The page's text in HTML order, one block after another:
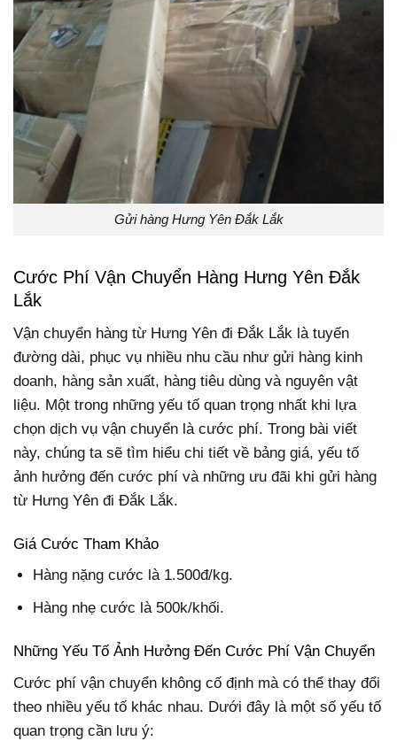
Gửi hàng Hưng Yên Đắk Lắk
Cước Phí Vận Chuyển Hàng Hưng Yên Đắk
Lắk
Vận chuyển hàng từ Hưng Yên đi Đắk Lắk là tuyến
đường dài, phục vụ nhiều nhu cầu như gửi hàng kinh
doanh, hàng sản xuất, hàng tiêu dùng và nguyên vật
liệu. Một trong những yếu tố quan trọng nhất khi lựa
chọn dịch vụ vận chuyển là cước phí. Trong bài viết
này, chúng ta sẽ tìm hiểu chi tiết về bảng giá, yếu tố
ảnh hưởng đến cước phí và những ưu đãi khi gửi hàng
từ Hưng Yên đi Đắk Lắk.
Giá Cước Tham Khảo
Hàng nặng cước là 1.500đ/kg.
Hàng nhẹ cước là 500k/khối.
Những Yếu Tố Ảnh Hưởng Đến Cước Phí Vận Chuyển
Cước phí vận chuyển không cố định mà có thể thay đổi
theo nhiều yếu tố khác nhau. Dưới đây là một số yếu tố
quan trọng cần lưu ý: